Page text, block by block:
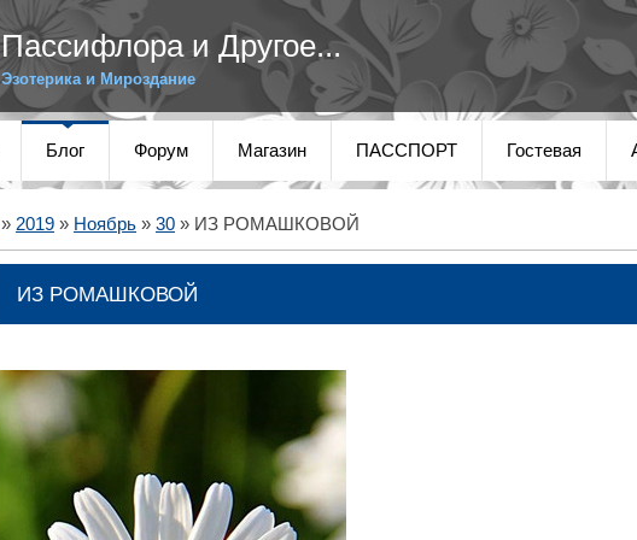
Пассифлора и Другое...
Эзотерика и Мироздание
Блог Форум Магазин ПАССПОРТ Гостевая
» 2019 » Ноябрь » 30 » ИЗ РОМАШКОВОЙ
ИЗ РОМАШКОВОЙ